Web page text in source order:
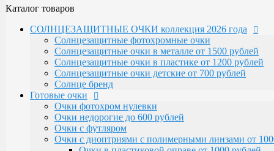
Готовые очки
Очки фотохром нулевки
Очки недорогие до 600 рублей
Очки с футляром
Очки с диоптриями с полимерными линзами от
Очки в пластиковой оправе от 1000 рублей
Очки в металлической оправе от 1200 до 1500
Очки с тонированными и ф/х линзами в
Очки с тонированными и фотохромными
Очки-лупа
Очки Elife
Очки с диоптриями со стеклянными линзами
В титановой оправе с белыми и
В пластиковой оправе
Каталог товаров
СОЛНЦЕЗАЩИТНЫЕ ОЧКИ коллекция 2026 года
Солнцезащитные фотохромные очки
Солнцезащитные очки в металле от 1500 рублей
Солнцезащитные очки в пластике от 1200 рублей
Солнцезащитные очки детские от 700 рублей
Солнце бренд
Готовые очки
Очки фотохром нулевки
Очки недорогие до 600 рублей
Очки с футляром
Очки с диоптриями с полимерными линзами от